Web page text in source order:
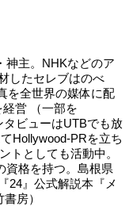
神主。NHKなどのア
したセレブはのべ
を全世界の媒体に配
営 （一部を
ビューはUTBでも放
Hollywood-PRを立ち
トとしても活動中。
資格を持つ。島根県
24』公式解説本『メ
房）